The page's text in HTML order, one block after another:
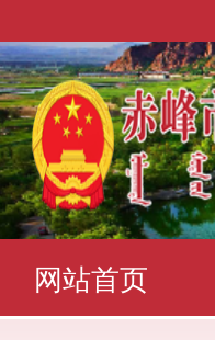
网站首页